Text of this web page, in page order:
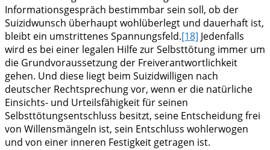
Informationsgespräch bestimmbar sein soll, ob der
Suizidwunsch überhaupt wohlüberlegt und dauerhaft ist,
bleibt ein umstrittenes Spannungsfeld.[18] Jedenfalls
wird es bei einer legalen Hilfe zur Selbsttötung immer um
die Grundvoraussetzung der Freiverantwortlichkeit
gehen. Und diese liegt beim Suizidwilligen nach
deutscher Rechtsprechung vor, wenn er die natürliche
Einsichts- und Urteilsfähigkeit für seinen
Selbsttötungsentschluss besitzt, seine Entscheidung frei
von Willensmängeln ist, sein Entschluss wohlerwogen
und von einer inneren Festigkeit getragen ist.